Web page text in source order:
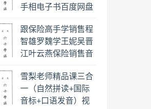
手相电子书百度网盘
跟保险高手学销售程
智雄罗魏学王妮吴晋
江叶云燕保险销售音
盘下载学习
雪梨老师精品课三合
一（自然拼读+国际
音标+口语发音）视